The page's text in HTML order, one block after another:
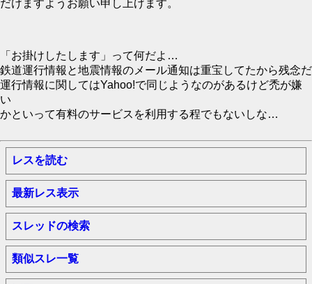
だけますようお願い申し上げます。
「お掛けしたします」って何だよ…
鉄道運行情報と地震情報のメール通知は重宝してたから残念だ
運行情報に関してはYahoo!で同じようなのがあるけど禿が嫌
い
かといって有料のサービスを利用する程でもないしな…
レスを読む
最新レス表示
スレッドの検索
類似スレ一覧